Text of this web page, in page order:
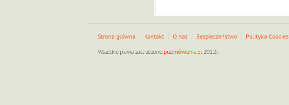
Strona główna Kontakt O nas Bezpieczeństwo
Polityka Cookies
Wszelkie prawa zastrzeżone. przemówienia.pl2012r.